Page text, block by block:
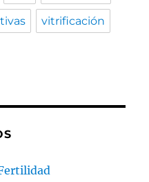
vitrificación